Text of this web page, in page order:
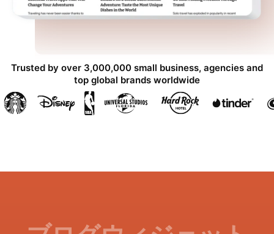
Trusted by over 3,000,000 small business, agencies and
top global brands worldwide